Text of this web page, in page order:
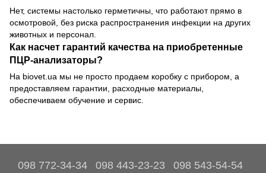
Нет, системы настолько герметичны, что работают прямо в
осмотровой, без риска распространения инфекции на других
животных и персонал.
Как насчет гарантий качества на приобретенные
ПЦР-анализаторы?
На biovet.ua мы не просто продаем коробку с прибором, а
предоставляем гарантии, расходные материалы,
обеспечиваем обучение и сервис.
098 772-34-34 098 443-23-23
098 543-54-54